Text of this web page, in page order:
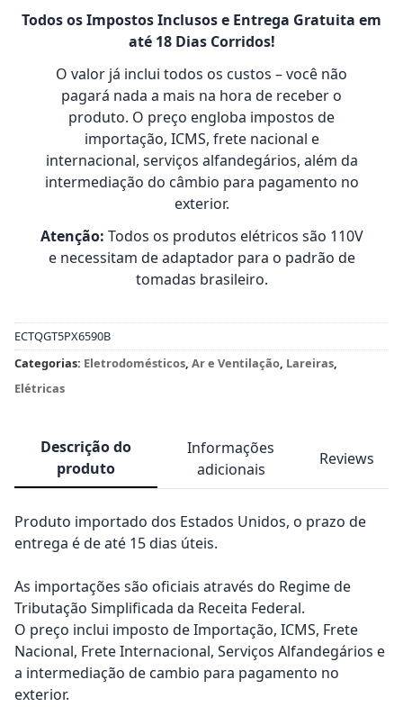
Todos os Impostos Inclusos e Entrega Gratuita em
até 18 Dias Corridos!
O valor já inclui todos os custos – você não
pagará nada a mais na hora de receber o
produto. O preço engloba impostos de
importação, ICMS, frete nacional e
internacional, serviços alfandegários, além da
intermediação do câmbio para pagamento no
exterior.
Atenção: Todos os produtos elétricos são 110V
e necessitam de adaptador para o padrão de
tomadas brasileiro.
ECTQGT5PX6590B
Categorias: Eletrodomésticos, Ar e Ventilação, Lareiras,
Elétricas
Descrição do
produto
Informações
adicionais
Reviews
Produto importado dos Estados Unidos, o prazo de
entrega é de até 15 dias úteis.
As importações são oficiais através do Regime de
Tributação Simplificada da Receita Federal.
O preço inclui imposto de Importação, ICMS, Frete
Nacional, Frete Internacional, Serviços Alfandegários e
a intermediação de cambio para pagamento no
exterior.